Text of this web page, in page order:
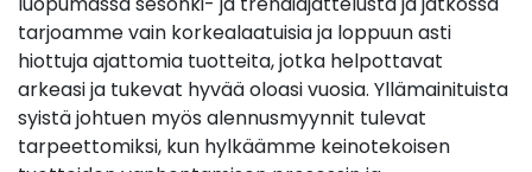
tarjoamme vain korkealaatuisia ja loppuun asti
hiottuja ajattomia tuotteita, jotka helpottavat
arkeasi ja tukevat hyvää oloasi vuosia. Yllämainituista
syistä johtuen myös alennusmyynnit tulevat
tarpeettomiksi, kun hylkäämme keinotekoisen